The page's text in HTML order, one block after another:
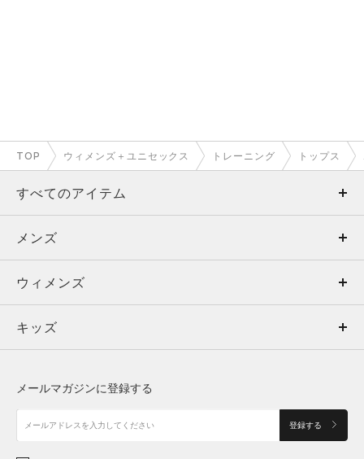
TOP ウィメンズ＋ユニセックス トレーニング トップス
すべてのアイテム
メンズ
ウィメンズ
キッズ
アクセサリー
メンズ
トップス
ボトムス
アクセサリー
ウィメンズ
トップス
シューズ
キッズ
メールマガジンに登録する
登録する